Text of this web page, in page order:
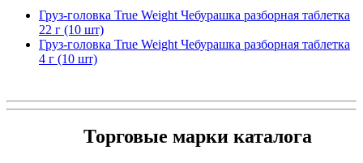
Груз-головка True Weight Чебурашка разборная таблетка
22 г (10 шт)
Груз-головка True Weight Чебурашка разборная таблетка
4 г (10 шт)
Торговые марки каталога